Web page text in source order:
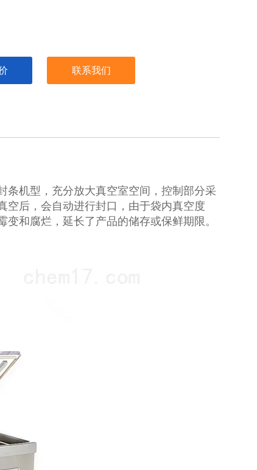
联系我们
条机型，充分放大真空室空间，控制部分采
空后，会自动进行封口，由于袋内真空度
和腐烂，延长了产品的储存或保鲜期限。